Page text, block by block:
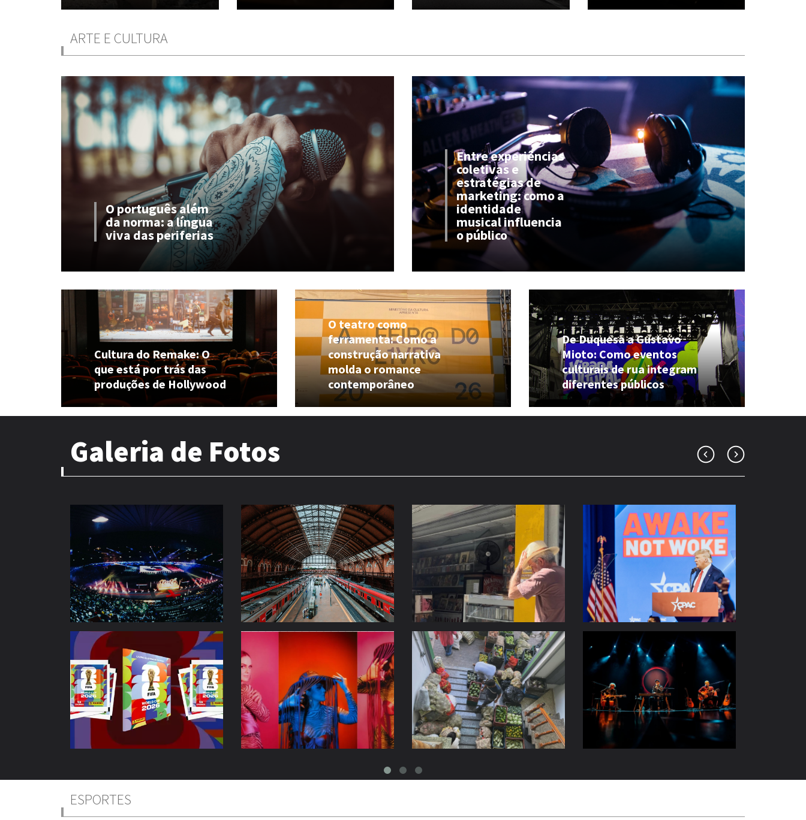
ARTE E CULTURA
O português além
da norma: a língua
viva das periferias
Entre experiências
coletivas e
estratégias de
marketing: como a
identidade
musical influencia
o público
Cultura do Remake: O
que está por trás das
produções de Hollywood
O teatro como
ferramenta: Como a
construção narrativa
molda o romance
contemporâneo
De Duquesa a Gustavo
Mioto: Como eventos
culturais de rua integram
diferentes públicos
Galeria de Fotos
ESPORTES